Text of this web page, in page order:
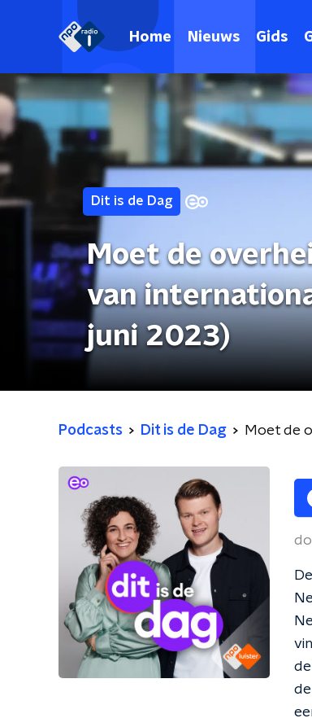
Home Nieuws Gids
Dit is de Dag
Moet de
van
juni 2023)
Podcasts Dit is de Dag Moet de